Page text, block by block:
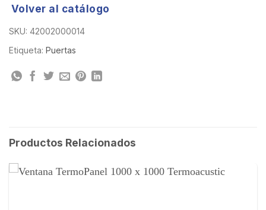
Volver al catálogo
SKU: 42002000014
Etiqueta: Puertas
Productos Relacionados